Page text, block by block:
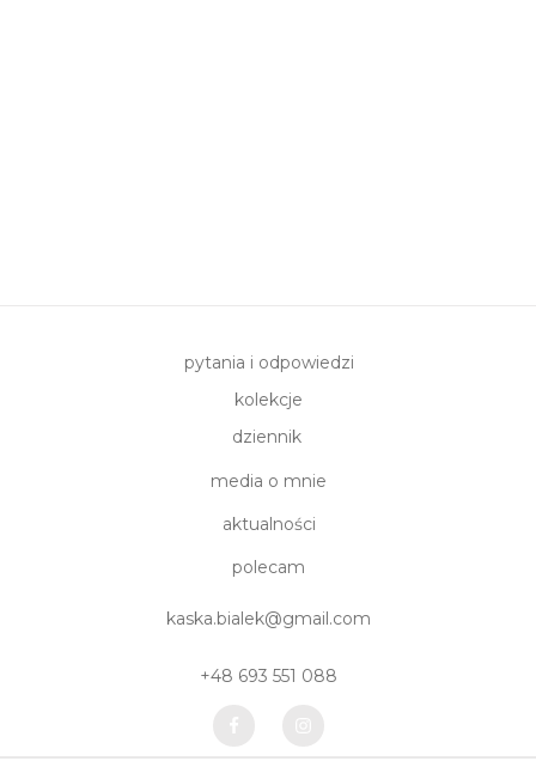
kaska.bialek@gmail.com
+48 693 551 088
media o mnie
aktualności
polecam
pytania i odpowiedzi
kolekcje
dziennik